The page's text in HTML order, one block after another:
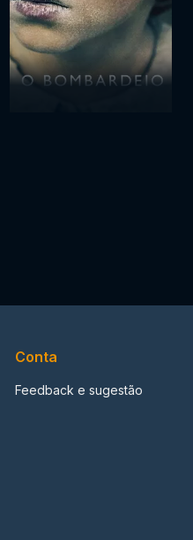
Conta
Feedback e sugestão